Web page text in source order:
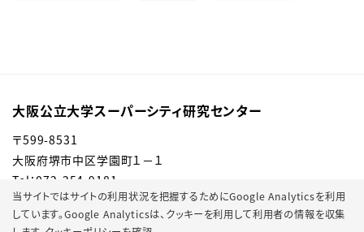
当サイトではサイトの利用状況を把握するためにGoogle Analyticsを利用
しています。Google Analyticsは、 クッキーを利用して利用者の情報を収集
大阪公立大学スーパーシティ研究センター
〒599-8531
大阪府堺市中区学園町１－１
Tel：072-254-9181